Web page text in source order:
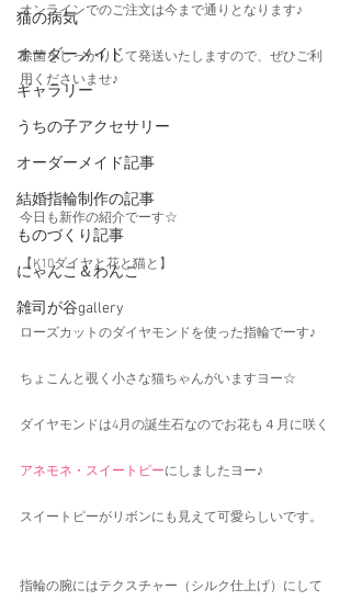
猫の病気
オーダーメイド
ギャラリー
うちの子アクセサリー
オーダーメイド記事
結婚指輪制作の記事
ものづくり記事
にゃんこ＆わんこ
雑司が谷gallery
オンラインでのご注文は今まで通りとなります♪
除菌をしっかりして発送いたしますので、ぜひご利
用くださいませ♪
今日も新作の紹介でーす☆
【K10ダイヤと花と猫と】
ローズカットのダイヤモンドを使った指輪でーす♪
ちょこんと覗く小さな猫ちゃんがいますヨー☆
ダイヤモンドは4月の誕生石なのでお花も４月に咲く
アネモネ・スイートピーにしましたヨー♪
スイートピーがリボンにも見えて可愛らしいです。
指輪の腕にはテクスチャー（シルク仕上げ）にして